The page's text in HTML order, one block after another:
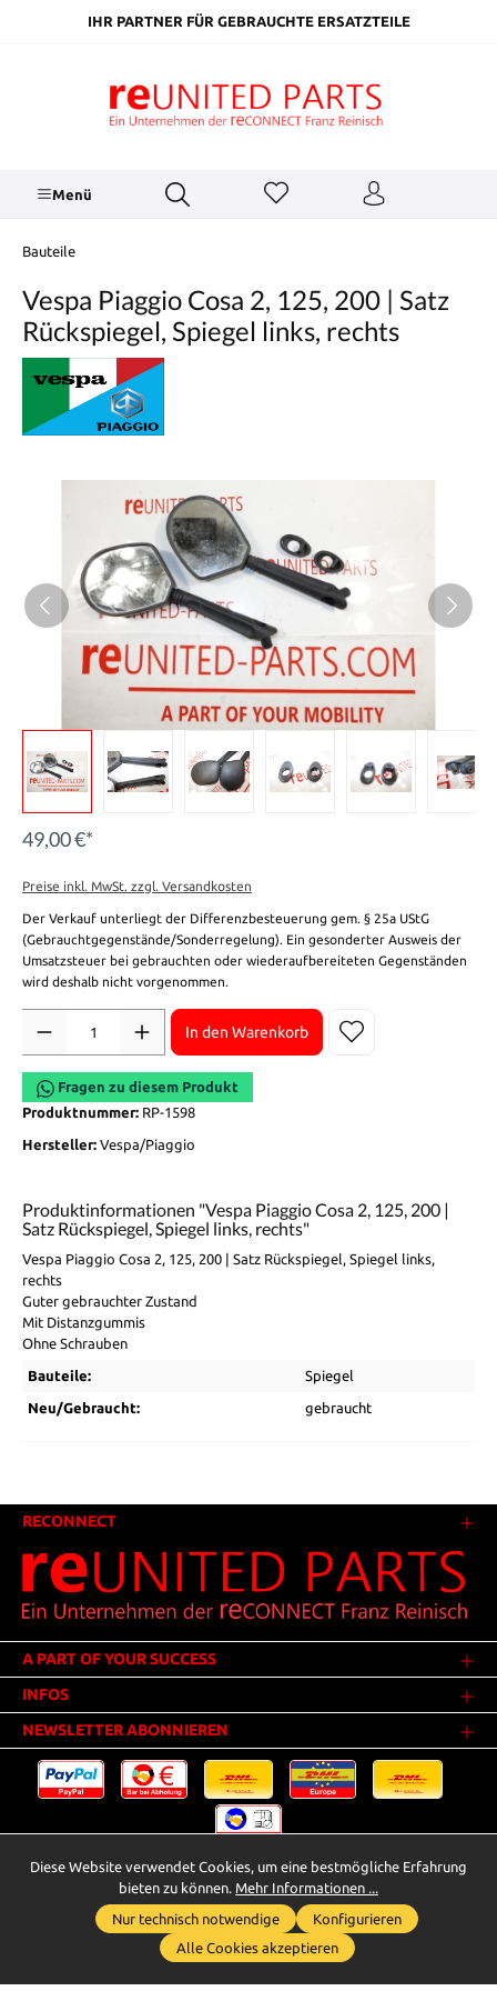
springenIHR PARTNER FÜR GEBRAUCHTE ERSATZTEILE
Menü
Bauteile
Vespa Piaggio Cosa 2, 125, 200 | Satz
Rückspiegel, Spiegel links, rechts
49,00 €*
Preise inkl. MwSt. zzgl. Versandkosten
Der Verkauf unterliegt der Differenzbesteuerung gem. § 25a UStG
(Gebrauchtgegenstände/Sonderregelung). Ein gesonderter Ausweis der
Umsatzsteuer bei gebrauchten oder wiederaufbereiteten Gegenständen
wird deshalb nicht vorgenommen.
In den Warenkorb
Fragen zu diesem Produkt
Produktnummer: RP-1598
Hersteller: Vespa/Piaggio
Produktinformationen "Vespa Piaggio Cosa 2, 125, 200 |
Satz Rückspiegel, Spiegel links, rechts"
Vespa Piaggio Cosa 2, 125, 200 | Satz Rückspiegel, Spiegel links,
rechts
Guter gebrauchter Zustand
Mit Distanzgummis
Ohne Schrauben
Bauteile: Spiegel
Neu/Gebraucht: gebraucht
RECONNECT
A PART OF YOUR SUCCESS
INFOS
NEWSLETTER ABONNIEREN
* Alle Preise inkl. gesetzl. Mehrwertsteuer zzgl.Versandkosten
Innerhalb Deutschlands - Versandkostenfrei ab 25,00 Euro Warenwert.
** Der Verkauf unterliegt der Differenzbesteuerung gem. § 25a UStG
(Gebrauchtgegenstände/Sonderregelung). Ein gesonderter Ausweis der
Umsatzsteuer bei gebrauchten oder wiederaufbereiteten Gegenständen
Whatsapp für Anfragen
Diese Website verwendet Cookies, um eine bestmögliche Erfahrung
bieten zu können. Mehr Informationen ...
Nur technisch notwendige
Konfigurieren
Alle Cookies akzeptieren